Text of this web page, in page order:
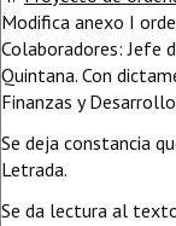
Modifica anexo I
Colaboradores: Jefe
Quintana. Con
Finanzas y
Se deja constancia
Letrada.
Se da lectura al